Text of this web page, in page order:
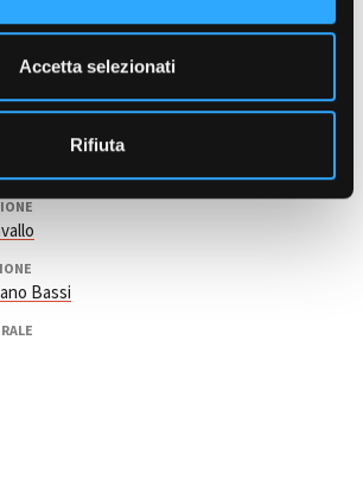
Accetta selezionati
Rifiuta
di Teatro), Valentina Di Nunno (Commessa
Cesare Melchiori (Manager), Gianni
Franco Olivero (Manager), Franco
Di Mauro (Manager), Germana Pasquero
Bassi